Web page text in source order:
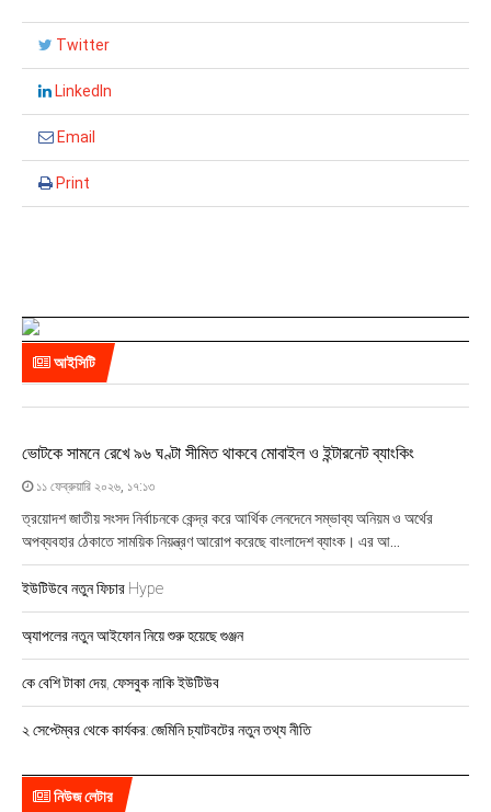
Twitter
LinkedIn
Email
Print
আইসিটি
ভোটকে সামনে রেখে ৯৬ ঘণ্টা সীমিত থাকবে মোবাইল ও ইন্টারনেট ব্যাংকিং
১১ ফেব্রুয়ারি ২০২৬, ১৭:১৩
ত্রয়োদশ জাতীয় সংসদ নির্বাচনকে কেন্দ্র করে আর্থিক লেনদেনে সম্ভাব্য অনিয়ম ও অর্থের
অপব্যবহার ঠেকাতে সাময়িক নিয়ন্ত্রণ আরোপ করেছে বাংলাদেশ ব্যাংক। এর আ...
ইউটিউবে নতুন ফিচার Hype
অ্যাপলের নতুন আইফোন নিয়ে শুরু হয়েছে গুঞ্জন
কে বেশি টাকা দেয়, ফেসবুক নাকি ইউটিউব
২ সেপ্টেম্বর থেকে কার্যকর: জেমিনি চ্যাটবটের নতুন তথ্য নীতি
নিউজ লেটার